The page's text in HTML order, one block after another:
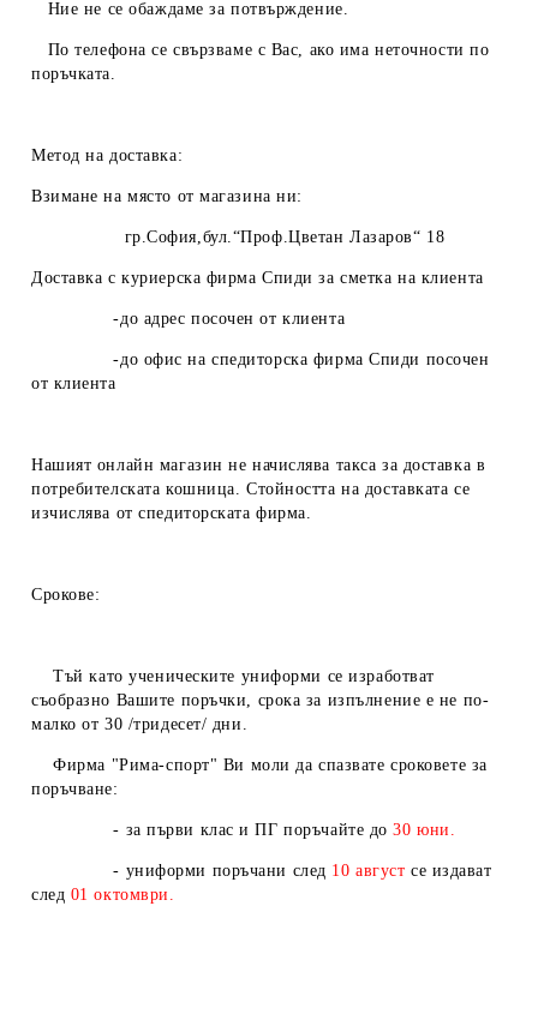
Ние не се обаждаме за потвърждение.
По телефона се свързваме с Вас, ако има неточности по
поръчката.
Метод на доставка:
Взимане на място от магазина ни:
гр.София,бул.“Проф.Цветан Лазаров“ 18
Доставка с куриерска фирма Спиди за сметка на клиента
-до адрес посочен от клиента
-до офис на спедиторска фирма Спиди посочен
от клиента
Нашият онлайн магазин не начислява такса за доставка в
потребителската кошница. Стойността на доставката се
изчислява от спедиторската фирма.
Срокове:
Тъй като ученическите униформи се изработват
съобразно Вашите поръчки, срока за изпълнение е не по-
малко от 30 /тридесет/ дни.
Фирма "Рима-спорт" Ви моли да спазвате сроковете за
поръчване:
- за първи клас и ПГ поръчайте до30 юни.
- униформи поръчани след 10 август се издават
след 01 октомври.